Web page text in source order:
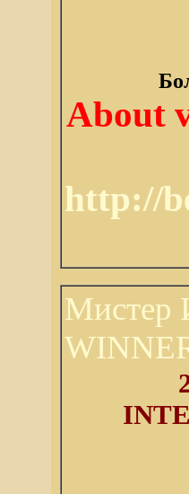
About
http://
Мистер